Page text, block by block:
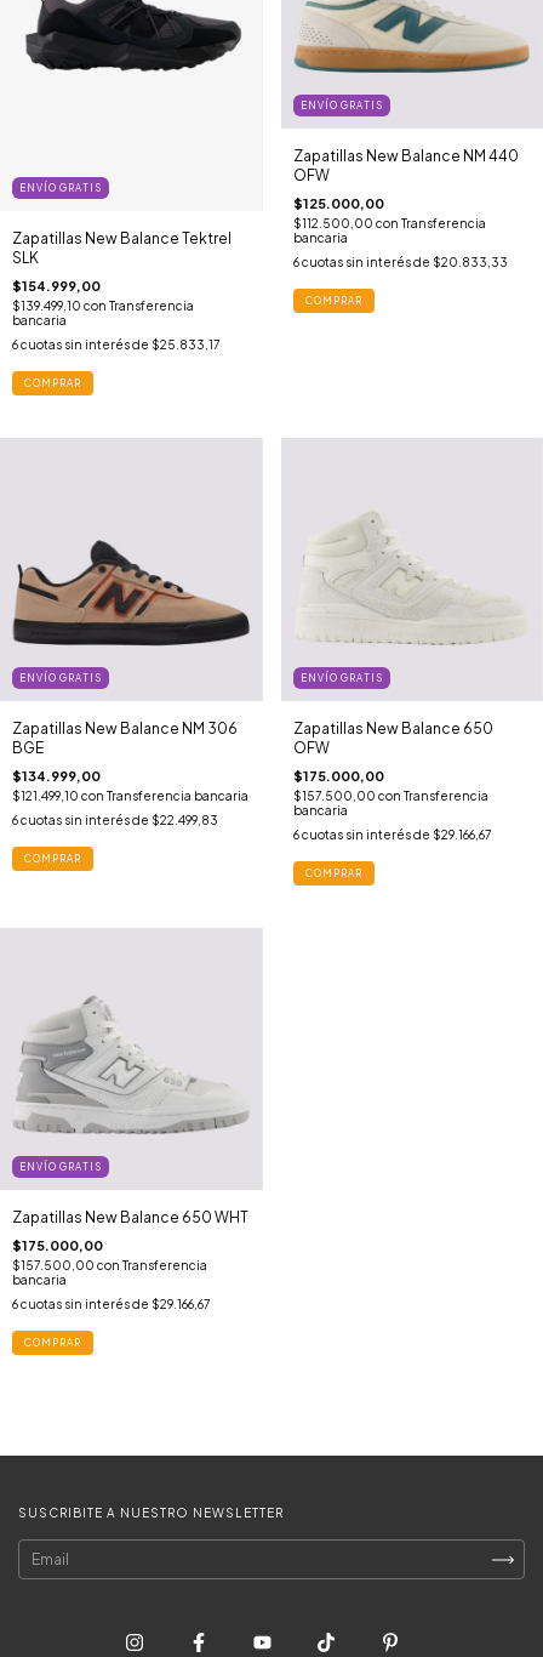
ENVÍO GRATIS
Zapatillas New Balance Tektrel
SLK
$154.999,00
$139.499,10 con Transferencia
bancaria
6cuotas sin interés de $25.833,17
COMPRAR
ENVÍO GRATIS
Zapatillas New Balance NM 440
OFW
$125.000,00
$112.500,00 con Transferencia
bancaria
6 cuotas sin interés de $20.833,33
COMPRAR
ENVÍO GRATIS
Zapatillas New Balance NM 306
BGE
$134.999,00
$121.499,10 con Transferencia bancaria
6cuotas sin interés de $22.499,83
COMPRAR
ENVÍO GRATIS
Zapatillas New Balance 650
OFW
$175.000,00
$157.500,00 con Transferencia
bancaria
6 cuotas sin interés de $29.166,67
COMPRAR
ENVÍO GRATIS
Zapatillas New Balance 650 WHT
$175.000,00
$157.500,00 con Transferencia
bancaria
6cuotas sin interés de $29.166,67
COMPRAR
SUSCRIBITE A NUESTRO NEWSLETTER